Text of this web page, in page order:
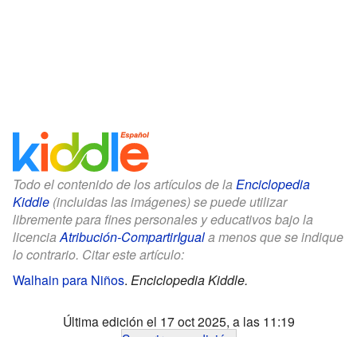
Todo el contenido de los artículos de la Enciclopedia
Kiddle (incluidas las imágenes) se puede utilizar
libremente para fines personales y educativos bajo la
licenciaAtribución-CompartirIguala menos que se indique
lo contrario. Citar este artículo:
Walhain para Niños. Enciclopedia Kiddle.
Última edición el 17 oct 2025, a las 11:19